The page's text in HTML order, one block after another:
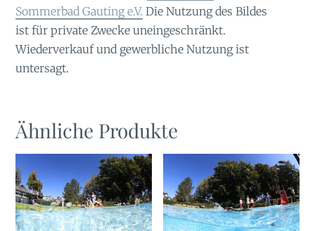
Sommerbad Gauting e.V. Die Nutzung des Bildes
ist für private Zwecke uneingeschränkt.
Wiederverkauf und gewerbliche Nutzung ist
untersagt.
Ähnliche Produkte